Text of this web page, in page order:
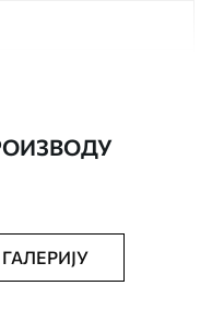
нежно очистити меким
са завршном